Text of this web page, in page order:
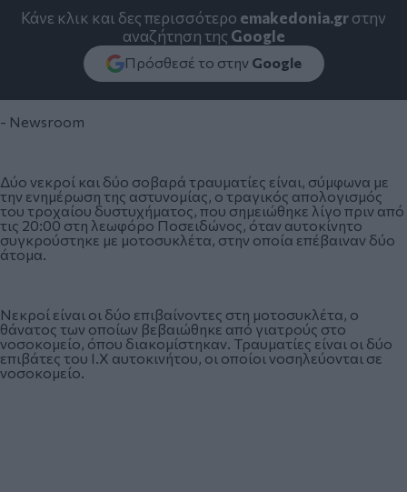
Κάνε κλικ και δες περισσότερο emakedonia.grστην
αναζήτηση της Google
Πρόσθεσέ το στην Google
- Newsroom
Δύο νεκροί και δύο σοβαρά τραυματίες είναι, σύμφωνα με
την ενημέρωση της αστυνομίας, ο τραγικός απολογισμός
του τροχαίου δυστυχήματος, που σημειώθηκε λίγο πριν από
τις 20:00 στη λεωφόρο Ποσειδώνος, όταν αυτοκίνητο
συγκρούστηκε με μοτοσυκλέτα, στην οποία επέβαιναν δύο
άτομα.
Νεκροί είναι οι δύο επιβαίνοντες στη μοτοσυκλέτα, ο
θάνατος των οποίων βεβαιώθηκε από γιατρούς στο
νοσοκομείο, όπου διακομίστηκαν. Τραυματίες είναι οι δύο
επιβάτες του Ι.Χ αυτοκινήτου, οι οποίοι νοσηλεύονται σε
νοσοκομείο.